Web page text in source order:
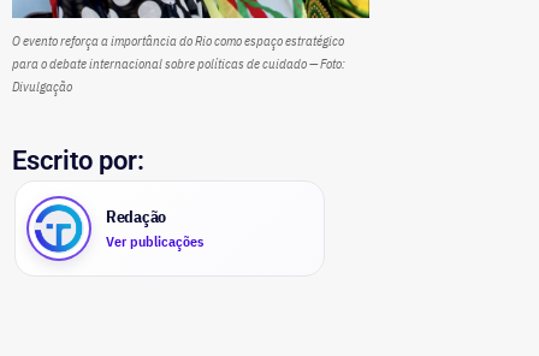
O evento reforça a importância do Rio como espaço estratégico
para o debate internacional sobre políticas de cuidado — Foto:
Divulgação
Escrito por:
Redação
Ver publicações